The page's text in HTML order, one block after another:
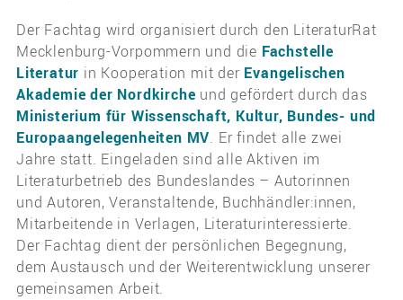
Der Fachtag wird organisiert durch den LiteraturRat
Mecklenburg-Vorpommern und die Fachstelle
Literatur in Kooperation mit der Evangelischen
Akademie der Nordkirche und gefördert durch das
Ministerium für Wissenschaft, Kultur, Bundes- und
Europaangelegenheiten MV. Er findet alle zwei
Jahre statt. Eingeladen sind alle Aktiven im
Literaturbetrieb des Bundeslandes – Autorinnen
und Autoren, Veranstaltende, Buchhändler:innen,
Mitarbeitende in Verlagen, Literaturinteressierte.
Der Fachtag dient der persönlichen Begegnung,
dem Austausch und der Weiterentwicklung unserer
gemeinsamen Arbeit.